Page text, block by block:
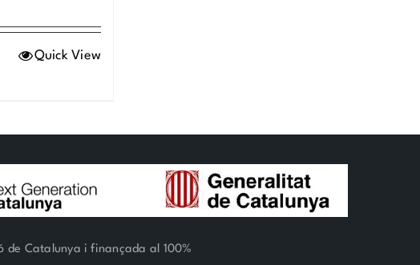
Quick View
de Catalunya i finançada al 100%